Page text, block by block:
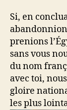
Si, en
prenions
sans vous
du nom
avec toi,
gloire
les plus